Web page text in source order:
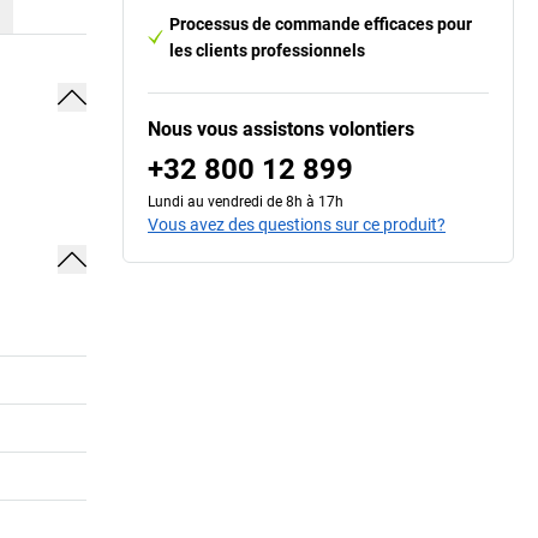
Processus de commande efficaces pour
les clients professionnels
Nous vous assistons volontiers
+32 800 12 899
Lundi au vendredi de 8h à 17h
Vous avez des questions sur ce produit?